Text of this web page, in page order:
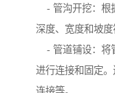
- 管沟开挖：根
深度、宽度和坡度
- 管道铺设：将
进行连接和固定